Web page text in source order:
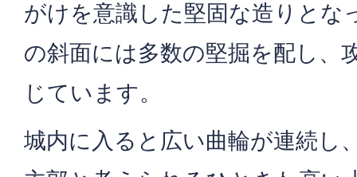
がけを意識した堅固な造りとな
の斜面には多数の堅掘を配し、
じています。
城内に入ると広い曲輪が連続し